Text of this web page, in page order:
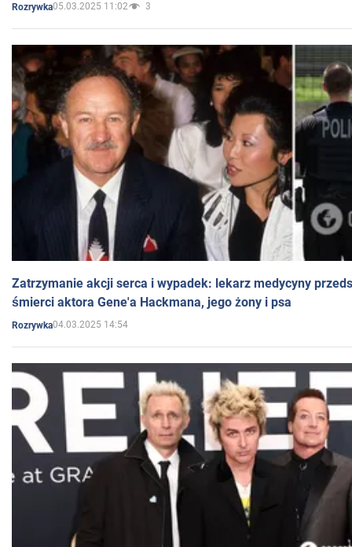
Rozrywka05.03.2025 11:02 3
Zatrzymanie akcji serca i wypadek: lekarz medycyny
śmierci aktora Gene'a Hackmana, jego żony i psa
Rozrywka04.03.2025 14:54